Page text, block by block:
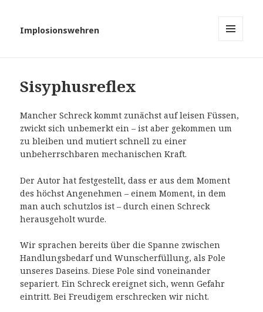
Implosionswehren
Sisyphusreflex
Mancher Schreck kommt zunächst auf leisen Füssen,
zwickt sich unbemerkt ein – ist aber gekommen um
zu bleiben und mutiert schnell zu einer
unbeherrschbaren mechanischen Kraft.
Der Autor hat festgestellt, dass er aus dem Moment
des höchst Angenehmen – einem Moment, in dem
man auch schutzlos ist – durch einen Schreck
herausgeholt wurde.
Wir sprachen bereits über die Spanne zwischen
Handlungsbedarf und Wunscherfüllung, als Pole
unseres Daseins. Diese Pole sind voneinander
separiert. Ein Schreck ereignet sich, wenn Gefahr
eintritt. Bei Freudigem erschrecken wir nicht.